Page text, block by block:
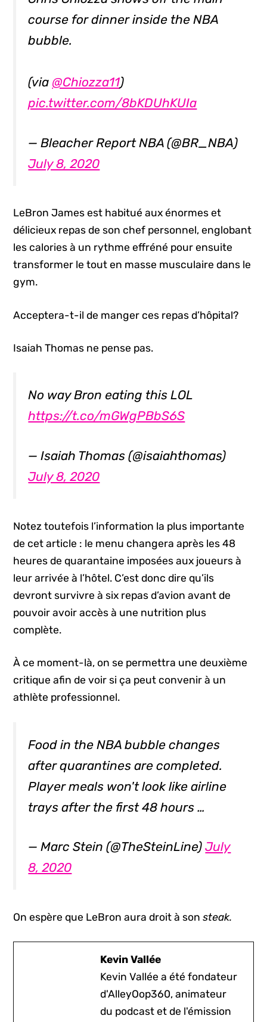
course for dinner inside the NBA
bubble.
(via @Chiozza11)
pic.twitter.com/8bKDUhKUIa
— Bleacher Report NBA (@BR_NBA)
July 8, 2020
LeBron James est habitué aux énormes et
délicieux repas de son chef personnel, englobant
les calories à un rythme effréné pour ensuite
transformer le tout en masse musculaire dans le
gym.
Acceptera-t-il de manger ces repas d’hôpital?
Isaiah Thomas ne pense pas.
No way Bron eating this LOL
https://t.co/mGWgPBbS6S
— Isaiah Thomas (@isaiahthomas)
July 8, 2020
Notez toutefois l’information la plus importante
de cet article : le menu changera après les 48
heures de quarantaine imposées aux joueurs à
leur arrivée à l’hôtel. C’est donc dire qu’ils
devront survivre à six repas d’avion avant de
pouvoir avoir accès à une nutrition plus
complète.
À ce moment-là, on se permettra une deuxième
critique afin de voir si ça peut convenir à un
athlète professionnel.
Food in the NBA bubble changes
after quarantines are completed.
Player meals won't look like airline
trays after the first 48 hours …
— Marc Stein (@TheSteinLine)July
8, 2020
On espère que LeBron aura droit à sonsteak.
Kevin Vallée
Kevin Vallée a été fondateur
d'AlleyOop360, animateur
du podcast et de l'émission